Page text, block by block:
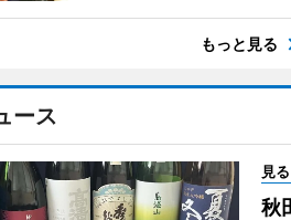
もっと見る
ース
見
秋